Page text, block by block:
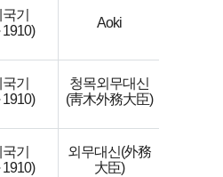
기
Aoki
기
청목외무대신
(靑木外務大臣)
기
외무대신(外務
大臣)